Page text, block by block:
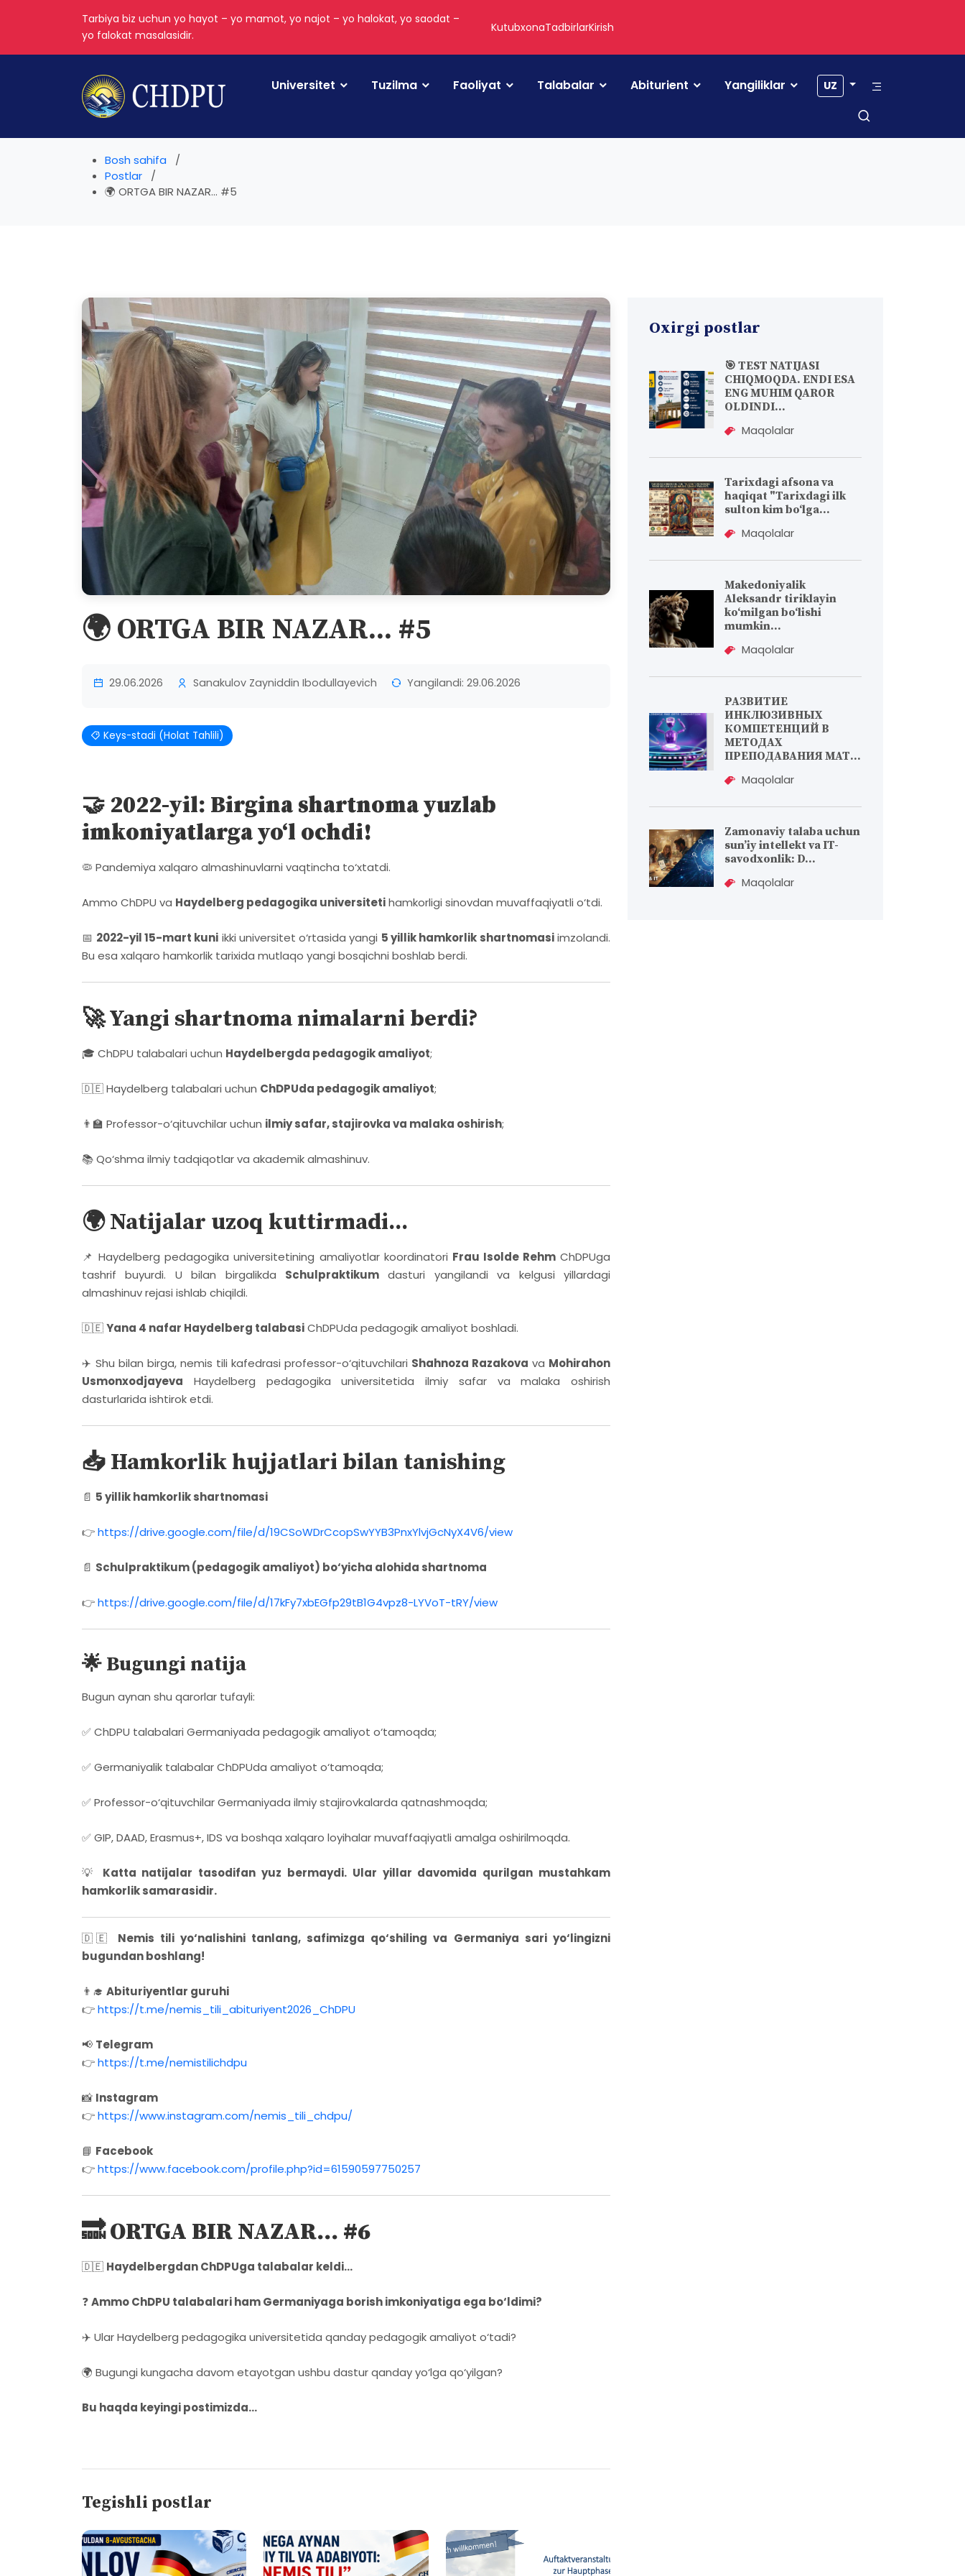
Tarbiya biz uchun yo hayot – yo mamot, yo najot – yo halokat, yo saodat –
yo falokat masalasidir.
KutubxonaTadbirlarKirish
Universitet Tuzilma Faoliyat Talabalar Abiturient Yangiliklar UZ
Bosh sahifa
Postlar
🌍 ORTGA BIR NAZAR... #5
🌍 ORTGA BIR NAZAR... #5
29.06.2026 Sanakulov Zayniddin Ibodullayevich Yangilandi: 29.06.2026
Keys-stadi (Holat Tahlili)
🤝 2022-yil: Birgina shartnoma yuzlab
imkoniyatlarga yo‘l ochdi!
🦠 Pandemiya xalqaro almashinuvlarni vaqtincha to‘xtatdi.
Ammo ChDPU va Haydelberg pedagogika universitetihamkorligi sinovdan muvaffaqiyatli o‘tdi.
📅 2022-yil 15-mart kuni ikki universitet o‘rtasida yangi 5 yillik hamkorlik shartnomasiimzolandi.
Bu esa xalqaro hamkorlik tarixida mutlaqo yangi bosqichni boshlab berdi.
🚀 Yangi shartnoma nimalarni berdi?
🎓 ChDPU talabalari uchun Haydelbergda pedagogik amaliyot;
🇩🇪 Haydelberg talabalari uchun ChDPUda pedagogik amaliyot;
👨‍🏫 Professor-o‘qituvchilar uchun ilmiy safar, stajirovka va malaka oshirish;
📚 Qo‘shma ilmiy tadqiqotlar va akademik almashinuv.
🌍 Natijalar uzoq kuttirmadi...
📌 Haydelberg pedagogika universitetining amaliyotlar koordinatori Frau Isolde RehmChDPUga
tashrif buyurdi. U bilan birgalikda Schulpraktikum dasturi yangilandi va kelgusi yillardagi
almashinuv rejasi ishlab chiqildi.
🇩🇪Yana 4 nafar Haydelberg talabasiChDPUda pedagogik amaliyot boshladi.
✈️ Shu bilan birga, nemis tili kafedrasi professor-o‘qituvchilari Shahnoza Razakova va Mohirahon
Usmonxodjayeva Haydelberg pedagogika universitetida ilmiy safar va malaka oshirish
dasturlarida ishtirok etdi.
📥 Hamkorlik hujjatlari bilan tanishing
📄 5 yillik hamkorlik shartnomasi
👉https://drive.google.com/file/d/19CSoWDrCcopSwYYB3PnxYlvjGcNyX4V6/view
📄 Schulpraktikum (pedagogik amaliyot) bo‘yicha alohida shartnoma
👉https://drive.google.com/file/d/17kFy7xbEGfp29tB1G4vpz8-LYVoT-tRY/view
🌟 Bugungi natija
Bugun aynan shu qarorlar tufayli:
✅ ChDPU talabalari Germaniyada pedagogik amaliyot o‘tamoqda;
✅ Germaniyalik talabalar ChDPUda amaliyot o‘tamoqda;
✅ Professor-o‘qituvchilar Germaniyada ilmiy stajirovkalarda qatnashmoqda;
✅ GIP, DAAD, Erasmus+, IDS va boshqa xalqaro loyihalar muvaffaqiyatli amalga oshirilmoqda.
💡 Katta natijalar tasodifan yuz bermaydi. Ular yillar davomida qurilgan mustahkam
hamkorlik samarasidir.
🇩🇪 Nemis tili yo‘nalishini tanlang, safimizga qo‘shiling va Germaniya sari yo‘lingizni
bugundan boshlang!
👨‍🎓 Abituriyentlar guruhi
👉https://t.me/nemis_tili_abituriyent2026_ChDPU
📢 Telegram
👉https://t.me/nemistilichdpu
📸 Instagram
👉https://www.instagram.com/nemis_tili_chdpu/
📘 Facebook
👉https://www.facebook.com/profile.php?id=61590597750257
🔜ORTGA BIR NAZAR... #6
🇩🇪 Haydelbergdan ChDPUga talabalar keldi...
❓Ammo ChDPU talabalari ham Germaniyaga borish imkoniyatiga ega bo‘ldimi?
✈️ Ular Haydelberg pedagogika universitetida qanday pedagogik amaliyot o‘tadi?
🌍 Bugungi kungacha davom etayotgan ushbu dastur qanday yo‘lga qo‘yilgan?
Bu haqda keyingi postimizda...
Tegishli postlar
Oxirgi postlar
🎯 TEST NATIJASI
CHIQMOQDA. ENDI ESA
ENG MUHIM QAROR
OLDINDI...
Maqolalar
Tarixdagi afsona va
haqiqat "Tarixdagi ilk
sulton kim bo‘lga...
Maqolalar
Makedoniyalik
Aleksandr tiriklayin
koʻmilgan boʻlishi
mumkin...
Maqolalar
РАЗВИТИЕ
ИНКЛЮЗИВНЫХ
КОМПЕТЕНЦИЙ В
МЕТОДАХ
ПРЕПОДАВАНИЯ МАТ...
Maqolalar
Zamonaviy talaba uchun
sun’iy intellekt va IT-
savodxonlik: D...
Maqolalar